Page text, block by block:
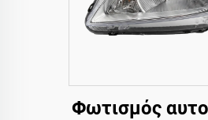
Φωτισμός